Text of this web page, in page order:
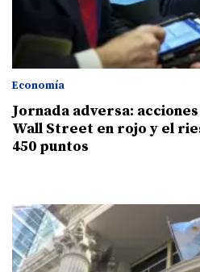
Economía
Jornada adversa:
Wall Street en rojo y el
450 puntos